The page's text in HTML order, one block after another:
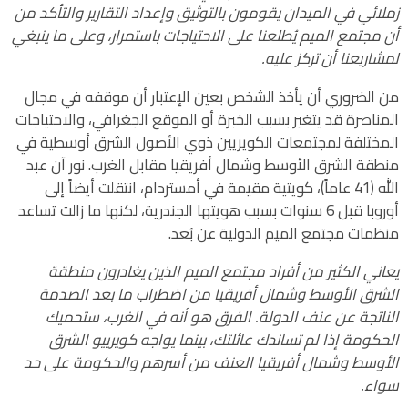
زملائي في الميدان يقومون بالتوثيق وإعداد التقارير والتأكد من
أن مجتمع الميم يُطلعنا على الاحتياجات باستمرار، وعلى ما ينبغي
لمشاريعنا أن تركز عليه.
من الضروري أن يأخذ الشخص بعين الإعتبار أن موقفه في مجال
المناصرة قد يتغير بسبب الخبرة أو الموقع الجغرافي، والاحتياجات
المختلفة لمجتمعات الكويريين ذوي الأصول الشرق أوسطية في
منطقة الشرق الأوسط وشمال أفريقيا مقابل الغرب. نور آن عبد
الله (41 عاماً)، كويتية مقيمة في أمستردام، انتقلت أيضاً إلى
أوروبا قبل 6 سنوات بسبب هويتها الجندرية، لكنها ما زالت تساعد
منظمات مجتمع الميم الدولية عن بُعد.
يعاني الكثير من أفراد مجتمع الميم الذين يغادرون منطقة
الشرق الأوسط وشمال أفريقيا من اضطراب ما بعد الصدمة
الناتجة عن عنف الدولة. الفرق هو أنه في الغرب، ستحميك
الحكومة إذا لم تساندك عائلتك، بينما يواجه كويرييو الشرق
الأوسط وشمال أفريقيا العنف من أسرهم والحكومة على حد
سواء.